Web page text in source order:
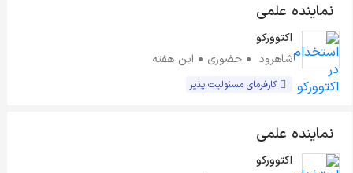
نماینده علمی
اکتوورکو
شاهرود
حضوری این هفته
کارفرمای مسئولیت پذیر
نماینده علمی
اکتوورکو